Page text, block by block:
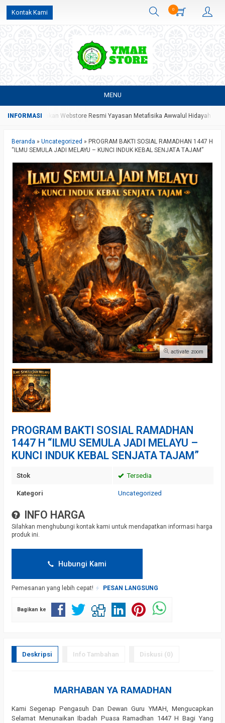
Kontak Kami 0
MENU
Merupakan Webstore Resmi Yayasan Metafisika Awwalul Hidayah Batang
Beranda » Uncategorized » PROGRAM BAKTI SOSIAL RAMADHAN 1447 H
“ILMU SEMULA JADI MELAYU – KUNCI INDUK KEBAL SENJATA TAJAM”
activate zoom
PROGRAM BAKTI SOSIAL RAMADHAN
1447 H “ILMU SEMULA JADI MELAYU –
KUNCI INDUK KEBAL SENJATA TAJAM”
Stok Tersedia
Kategori Uncategorized
INFO HARGA
Silahkan menghubungi kontak kami untuk mendapatkan informasi harga
produk ini.
Hubungi Kami
Pemesanan yang lebih cepat! PESAN LANGSUNG
Bagikan ke
Deskripsi Info Tambahan Diskusi (0)
MARHABAN YA RAMADHAN
Kami Segenap Pengasuh Dan Dewan Guru YMAH, Mengucapkan
Selamat Menunaikan Ibadah Puasa Ramadhan 1447 H Bagi Yang